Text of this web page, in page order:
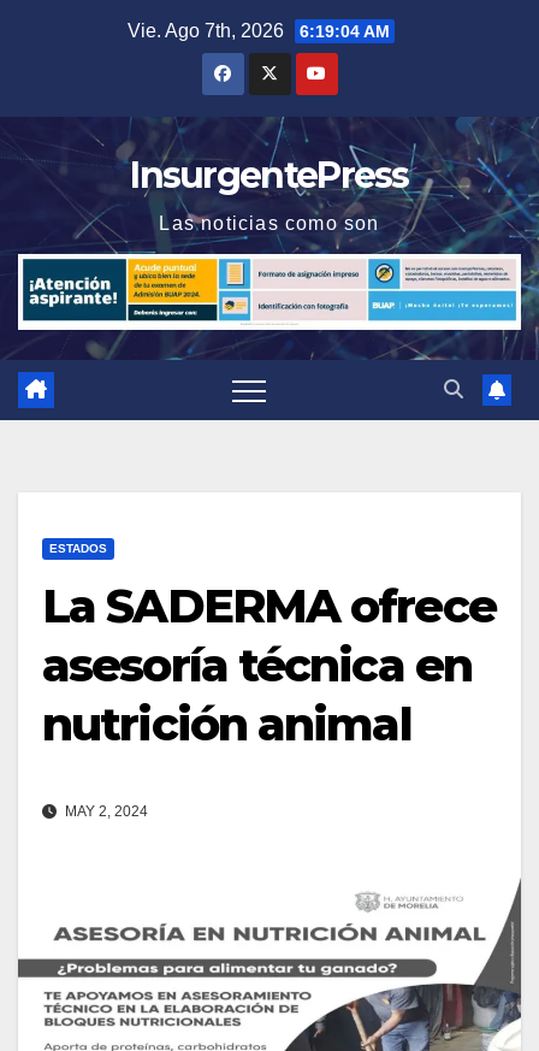
Vie. Ago 7th, 2026 6:19:05 AM
InsurgentePress
Las noticias como son
ESTADOS
La SADERMA ofrece
asesoría técnica en
nutrición animal
MAY 2, 2024